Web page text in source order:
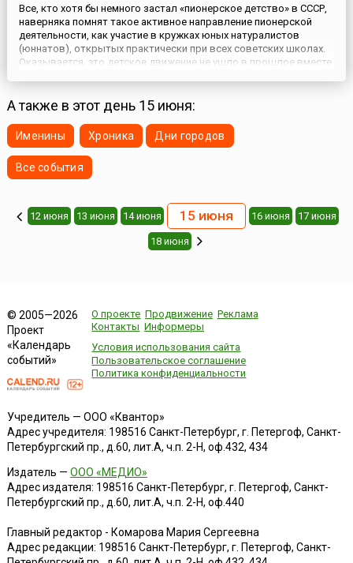
Все, кто хотя бы немного застал «пионерское детство» в СССР,
наверняка помнят такое активное направление пионерской
деятельности, как участие в кружках юных натуралистов
(юннатов), открытых практически при всех советских школах.
Оказывается, это детское движение не ушло в прошлое вместе
А также в этот день 15 июня:
Именины Хроника Дни городов
Все события
12 июня 13 июня 14 июня 15 июня 16 июня 17 июня
18 июня
© 2005—2026
Проект
«Календарь
событий»
О проекте Продвижение Реклама
Контакты Информеры
Условия использования сайта
Пользовательское соглашение
Политика конфиденциальности
Учредитель — ООО «Квантор»
Адрес учредителя: 198516 Санкт-Петербург, г. Петергоф, Санкт-
Петербургский пр., д.60, лит.А, ч.п. 2-Н, оф.432, 434
Издатель — ООО «МЕДИО»
Адрес издателя: 198516 Санкт-Петербург, г. Петергоф, Санкт-
Петербургский пр., д.60, лит.А, ч.п. 2-Н, оф.440
Главный редактор - Комарова Мария Сергеевна
Адрес редакции: 198516 Санкт-Петербург, г. Петергоф, Санкт-